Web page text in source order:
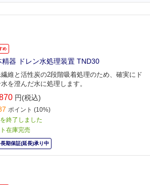
め
精器 ドレン水処理装置 TND30
維と活性炭の2段階吸着処理のため、確実にド
水を澄んだ水に処理します。
円(税込)
ポイント (10%)
終了しました
在庫完売
期保証(延長)承り中